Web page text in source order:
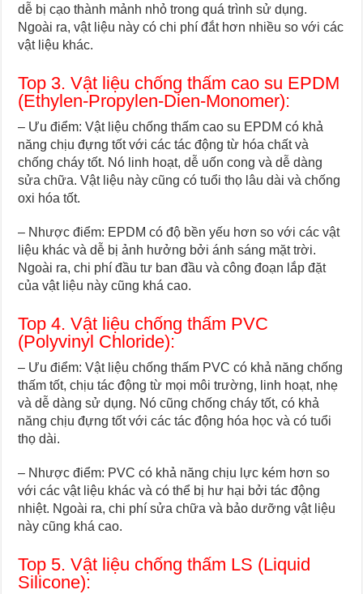
dễ bị cạo thành mảnh nhỏ trong quá trình sử dụng.
Ngoài ra, vật liệu này có chi phí đắt hơn nhiều so với các
vật liệu khác.
Top 3. Vật liệu chống thấm cao su EPDM
(Ethylen-Propylen-Dien-Monomer):
– Ưu điểm: Vật liệu chống thấm cao su EPDM có khả
năng chịu đựng tốt với các tác động từ hóa chất và
chống cháy tốt. Nó linh hoạt, dễ uốn cong và dễ dàng
sửa chữa. Vật liệu này cũng có tuổi thọ lâu dài và chống
oxi hóa tốt.
– Nhược điểm: EPDM có độ bền yếu hơn so với các vật
liệu khác và dễ bị ảnh hưởng bởi ánh sáng mặt trời.
Ngoài ra, chi phí đầu tư ban đầu và công đoạn lắp đặt
của vật liệu này cũng khá cao.
Top 4. Vật liệu chống thấm PVC
(Polyvinyl Chloride):
– Ưu điểm: Vật liệu chống thấm PVC có khả năng chống
thấm tốt, chịu tác động từ mọi môi trường, linh hoạt, nhẹ
và dễ dàng sử dụng. Nó cũng chống cháy tốt, có khả
năng chịu đựng tốt với các tác động hóa học và có tuổi
thọ dài.
– Nhược điểm: PVC có khả năng chịu lực kém hơn so
với các vật liệu khác và có thể bị hư hại bởi tác động
nhiệt. Ngoài ra, chi phí sửa chữa và bảo dưỡng vật liệu
này cũng khá cao.
Top 5. Vật liệu chống thấm LS (Liquid
Silicone):